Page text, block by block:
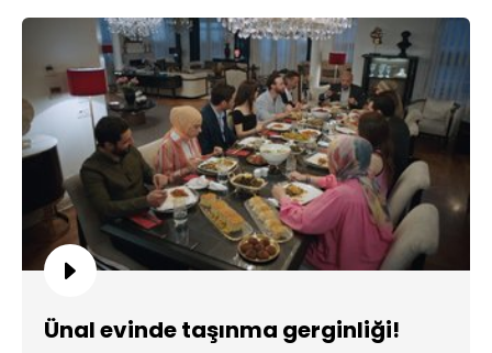
Ünal evinde taşınma gerginliği!